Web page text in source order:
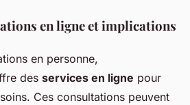
en ligne et implications
en personne,
des services en ligne pour
Ces consultations peuvent